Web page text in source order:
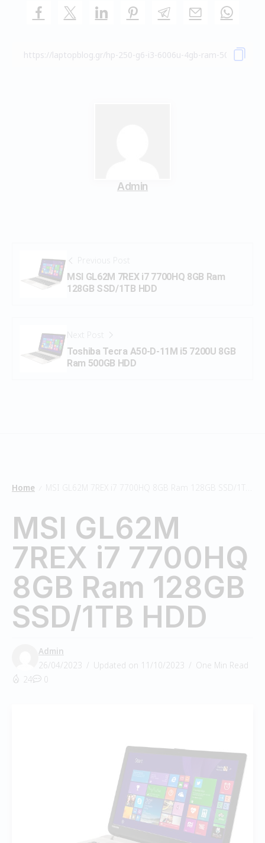
Admin
Previous Post
MSI GL62M 7REX i7 7700HQ 8GB Ram
128GB SSD/1TB HDD
Next Post
Toshiba Tecra A50-D-11M i5 7200U 8GB
Ram 500GB HDD
Home MSI GL62M 7REX i7 7700HQ 8GB Ram 128GB SSD/1TB HDD
MSI GL62M
7REX i7 7700HQ
8GB Ram 128GB
SSD/1TB HDD
Admin
26/04/2023
Updated on 11/10/2023
One Min Read
24
0